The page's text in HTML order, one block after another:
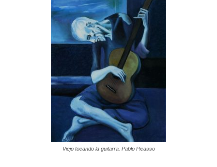
Viejo tocando la guitarra. Pablo Picasso